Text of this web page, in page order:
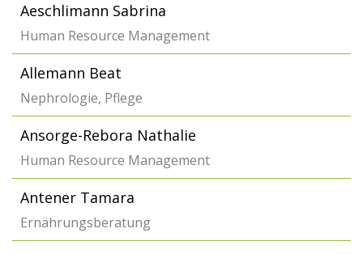
Aeschlimann Sabrina
Human Resource Management
Allemann Beat
Nephrologie, Pflege
Ansorge-Rebora Nathalie
Human Resource Management
Antener Tamara
Ernährungsberatung